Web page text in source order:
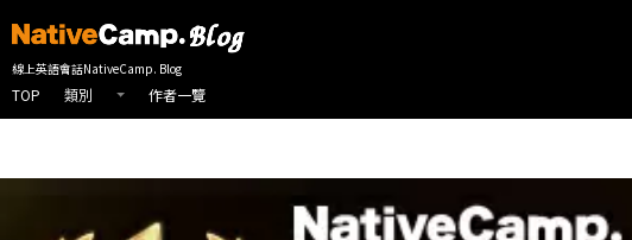
線上英會話首頁 NativeCamp 英會話部落格
線上英語會話NativeCamp. Blog
TOP 類別 作者一覽